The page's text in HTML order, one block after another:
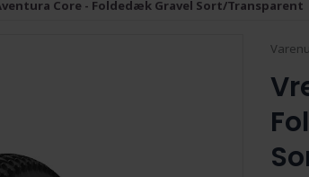
Core - Foldedæk Gravel Sort/Transparent